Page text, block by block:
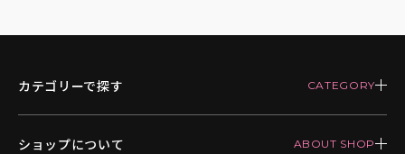
カテゴリーで探す
ショップについて